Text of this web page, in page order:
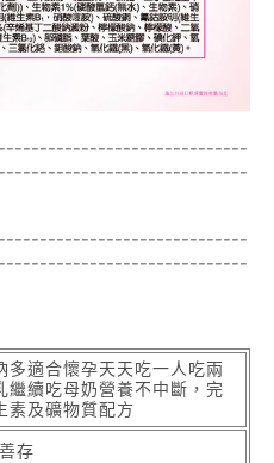
多適合懷孕天天吃一人吃兩
繼續吃母奶營養不中斷，完
素及礦物質配方
存